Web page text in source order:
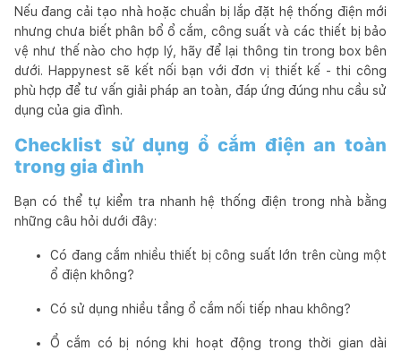
Nếu đang cải tạo nhà hoặc chuẩn bị lắp đặt hệ thống điện mới
nhưng chưa biết phân bổ ổ cắm, công suất và các thiết bị bảo
vệ như thế nào cho hợp lý, hãy để lại thông tin trong box bên
dưới. Happynest sẽ kết nối bạn với đơn vị thiết kế - thi công
phù hợp để tư vấn giải pháp an toàn, đáp ứng đúng nhu cầu sử
dụng của gia đình.
Checklist sử dụng ổ cắm điện an toàn
trong gia đình
Bạn có thể tự kiểm tra nhanh hệ thống điện trong nhà bằng
những câu hỏi dưới đây:
Có đang cắm nhiều thiết bị công suất lớn trên cùng một
ổ điện không?
Có sử dụng nhiều tầng ổ cắm nối tiếp nhau không?
Ổ cắm có bị nóng khi hoạt động trong thời gian dài